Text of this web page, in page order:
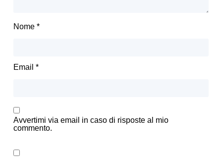
Nome *
Email *
Avvertimi via email in caso di risposte al mio
commento.